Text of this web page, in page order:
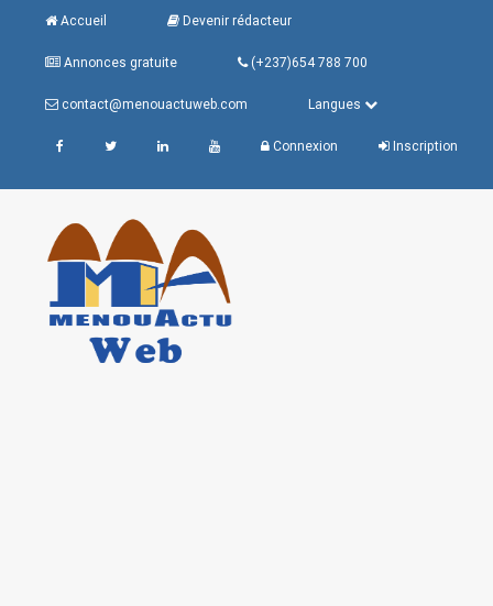
Accueil Devenir rédacteur
Annonces gratuite (+237)654 788 700
contact@menouactuweb.com Langues
Connexion Inscription